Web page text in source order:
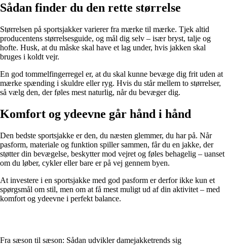
Sådan finder du den rette størrelse
Størrelsen på sportsjakker varierer fra mærke til mærke. Tjek altid
producentens størrelsesguide, og mål dig selv – især bryst, talje og
hofte. Husk, at du måske skal have et lag under, hvis jakken skal
bruges i koldt vejr.
En god tommelfingerregel er, at du skal kunne bevæge dig frit uden at
mærke spænding i skuldre eller ryg. Hvis du står mellem to størrelser,
så vælg den, der føles mest naturlig, når du bevæger dig.
Komfort og ydeevne går hånd i hånd
Den bedste sportsjakke er den, du næsten glemmer, du har på. Når
pasform, materiale og funktion spiller sammen, får du en jakke, der
støtter din bevægelse, beskytter mod vejret og føles behagelig – uanset
om du løber, cykler eller bare er på vej gennem byen.
At investere i en sportsjakke med god pasform er derfor ikke kun et
spørgsmål om stil, men om at få mest muligt ud af din aktivitet – med
komfort og ydeevne i perfekt balance.
Fra sæson til sæson: Sådan udvikler damejakketrends sig